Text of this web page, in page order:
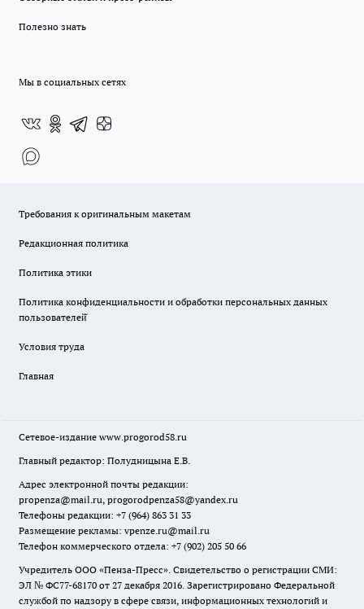
Полезно знать
Мы в социальных сетях
Требования к оригинальным макетам
Редакционная политика
Политика этики
Политика конфиденциальности и обработки персональных данных
пользователей̆
Условия труда
Главная
Сетевое-издание www.progorod58.ru
Главный редактор: Полудницына Е.В.
Адрес электронной почты редакции:
propenza@mail.ru, progorodpenza58@yandex.ru
Телефоны редакции: +7 (964) 863 31 33
Размещение рекламы: vpenze.ru@mail.ru
Телефон коммерческого отдела: +7 (902) 205 50 66
Учредитель ООО «Пенза-Пресс». Свидетельство о регистрации СМИ:
ЭЛ № ФС77-68170 от 27 декабря 2016. Зарегистрировано Федеральной
службой по надзору в сфере связи, информационных технологий и